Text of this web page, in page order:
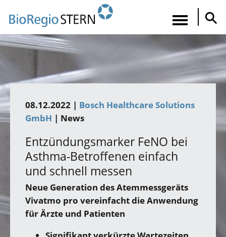
zum
Inhalt
08.12.2022 | Bosch Healthcare Solutions
GmbH | News
Entzündungsmarker FeNO bei
Asthma-Betroffenen einfach
und schnell messen
Neue Generation des Atemmessgeräts
Vivatmo pro vereinfacht die Anwendung
für Ärzte und Patienten